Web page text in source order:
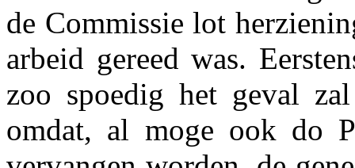
de Commissie lot
arbeid gereed was.
zoo spoedig het geval
omdat, al moge ook do